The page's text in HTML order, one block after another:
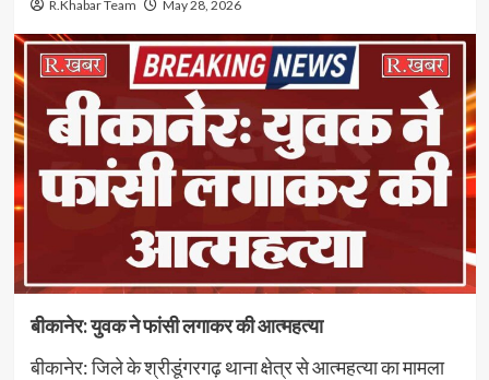
R.Khabar Team May 28, 2026
बीकानेर: युवक ने फांसी लगाकर की आत्महत्या
बीकानेर: जिले के श्रीडूंगरगढ़ थाना क्षेत्र से आत्महत्या का मामला